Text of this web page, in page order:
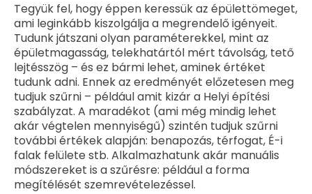
Tegyük fel, hogy éppen keressük az épülettömeget,
ami leginkább kiszolgálja a megrendelő igényeit.
Tudunk játszani olyan paraméterekkel, mint az
épületmagasság, telekhatártól mért távolság, tető
lejtésszög – és ez bármi lehet, aminek értéket
tudunk adni. Ennek az eredményét előzetesen meg
tudjuk szűrni – például amit kizár a Helyi építési
szabályzat. A maradékot (ami még mindig lehet
akár végtelen mennyiségű) szintén tudjuk szűrni
további értékek alapján: benapozás, térfogat, É-i
falak felülete stb. Alkalmazhatunk akár manuális
módszereket is a szűrésre: például a forma
megítélését szemrevételezéssel.